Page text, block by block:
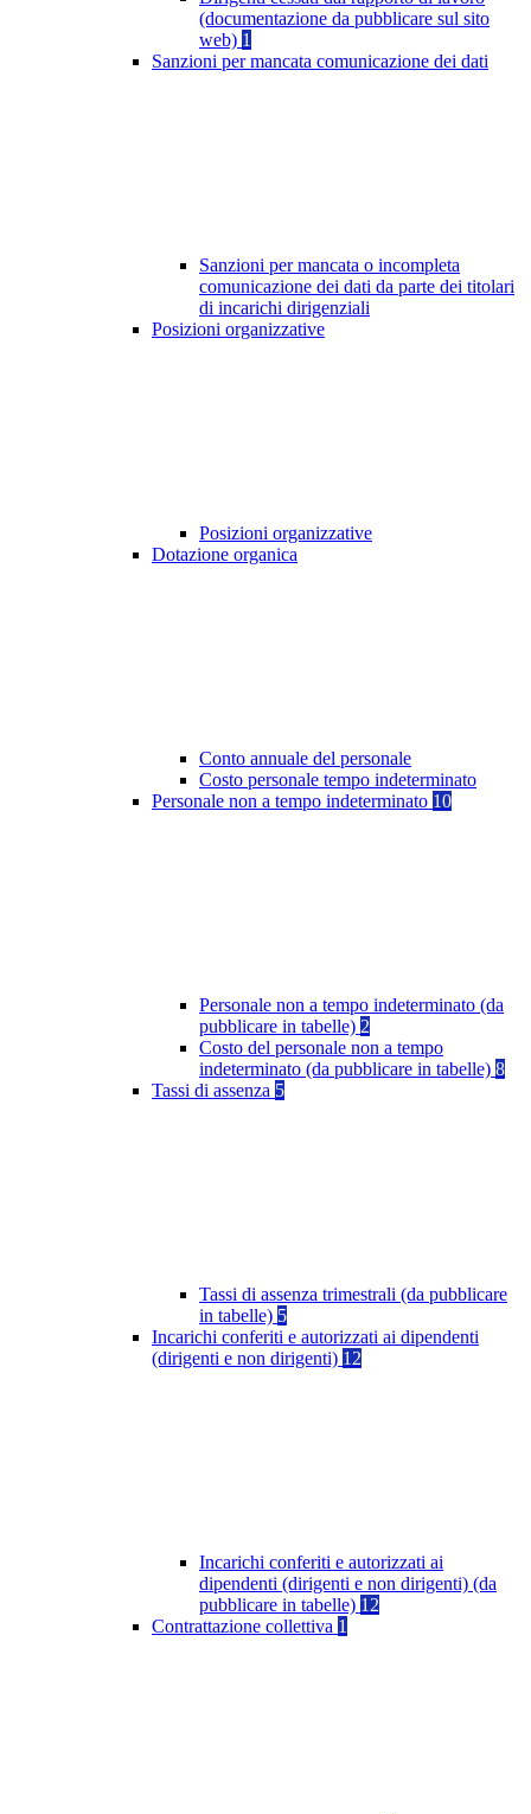
(documentazione da pubblicare sul sito
web) 1
Sanzioni per mancata comunicazione dei dati
Sanzioni per mancata o incompleta
comunicazione dei dati da parte dei titolari
di incarichi dirigenziali
Posizioni organizzative
Posizioni organizzative
Dotazione organica
Conto annuale del personale
Costo personale tempo indeterminato
Personale non a tempo indeterminato 10
Personale non a tempo indeterminato (da
pubblicare in tabelle) 2
Costo del personale non a tempo
indeterminato (da pubblicare in tabelle) 8
Tassi di assenza 5
Tassi di assenza trimestrali (da pubblicare
in tabelle) 5
Incarichi conferiti e autorizzati ai dipendenti
(dirigenti e non dirigenti) 12
Incarichi conferiti e autorizzati ai
dipendenti (dirigenti e non dirigenti) (da
pubblicare in tabelle) 12
Contrattazione collettiva 1